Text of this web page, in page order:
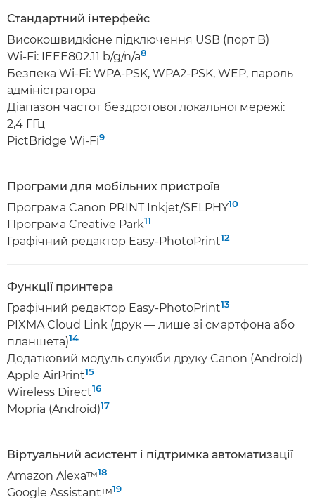
Стандартний інтерфейс
Високошвидкісне підключення USB (порт B)
Wi-Fi: IEEE802.11 b/g/n/a8
Безпека Wi-Fi: WPA-PSK, WPA2-PSK, WEP, пароль
адміністратора
Діапазон частот бездротової локальної мережі:
2,4 ГГц
PictBridge Wi-Fi9
Програми для мобільних пристроїв
Програма Canon PRINT Inkjet/SELPHY10
Програма Creative Park11
Графічний редактор Easy-PhotoPrint12
Функції принтера
Графічний редактор Easy-PhotoPrint13
PIXMA Cloud Link (друк — лише зі смартфона або
планшета)14
Додатковий модуль служби друку Canon (Android)
Apple AirPrint15
Wireless Direct16
Mopria (Android)17
Віртуальний асистент і підтримка автоматизації
Amazon Alexa™18
Google Assistant™19